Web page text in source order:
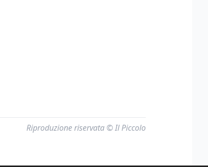
Riproduzione riservata © Il Piccolo